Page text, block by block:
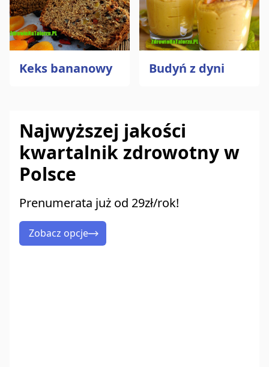
Keks bananowy Budyń z dyni
Najwyższej jakości
kwartalnik zdrowotny w
Polsce
Prenumerata już od 29zł/rok!
Zobacz opcje